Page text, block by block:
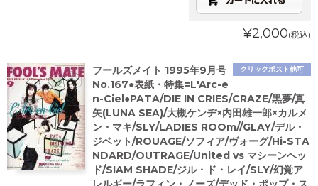
¥2,000(税込)
クリックポスト他可
フールズメイト 1995年9月号
No.167●表紙・特集=L'Arc-e
n-Ciel●PATA/DIE IN CRIES/CRAZE/黒夢/真
矢(LUNA SEA)/大槻ケンヂ×内田雄一郎×カルメ
ン・マキ/SLY/LADIES ROOm//GLAY/デル・
ジベット/ROUAGE/ソフィア/ヴォーグ/Hi-STA
NDARD/OUTRAGE/United vs マシーンヘッ
ド/SIAM SHADE/ジル・ド・レイ/SLY/幻覚ア